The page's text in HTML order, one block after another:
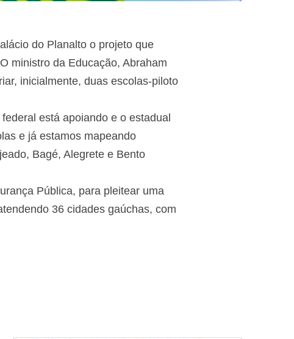
do Planalto o projeto que
ministro da Educação, Abraham
inicialmente, duas escolas-piloto
está apoiando e o estadual
e já estamos mapeando
Bagé, Alegrete e Bento
Pública, para pleitear uma
36 cidades gaúchas, com